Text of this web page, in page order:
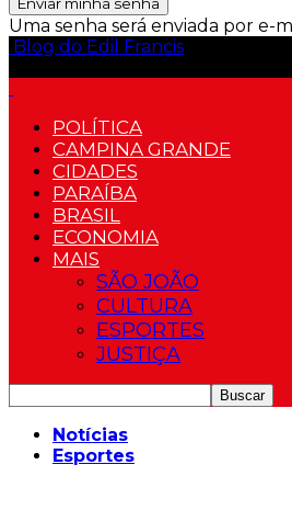
Uma senha será enviada por e-
Blog do Edil Francis
POLÍTICA
CAMPINA GRANDE
CIDADES
PARAÍBA
BRASIL
ECONOMIA
MAIS
SÃO JOÃO
CULTURA
ESPORTES
JUSTIÇA
Notícias
Esportes